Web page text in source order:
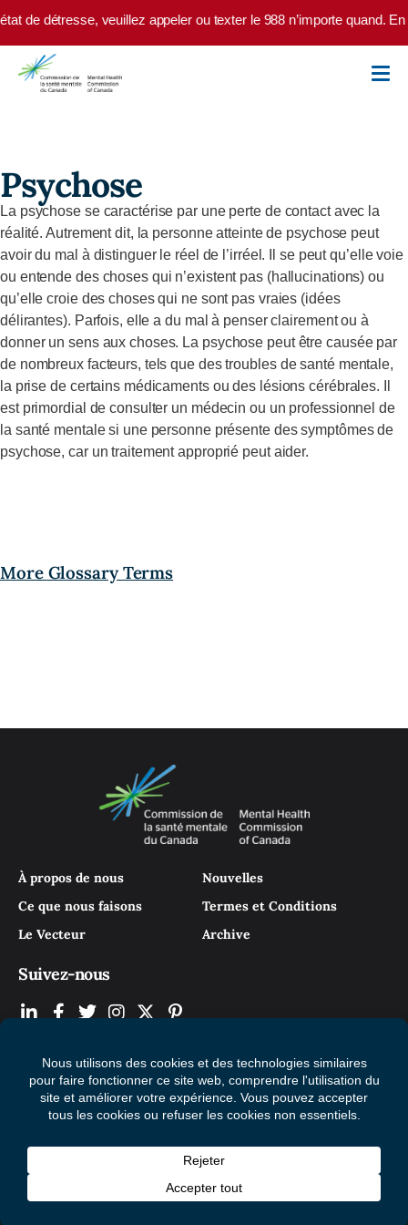
Skip to main content
de détresse, veuillez appeler ou texter le 988 n’importe quand.
Psychose
La psychose se caractérise par une perte de contact avec la
réalité. Autrement dit, la personne atteinte de psychose peut
avoir du mal à distinguer le réel de l’irréel. Il se peut qu’elle voie
ou entende des choses qui n’existent pas (hallucinations) ou
qu’elle croie des choses qui ne sont pas vraies (idées
délirantes). Parfois, elle a du mal à penser clairement ou à
donner un sens aux choses. La psychose peut être causée par
de nombreux facteurs, tels que des troubles de santé menta le,
la prise de certains médicaments ou des lésions cérébrales. Il
est primordial de consulter un médecin ou un professionnel de
la santé mentale si une personne présente des symptômes de
psychose, car un traitement approprié peut aider.
More Glossary Terms
À propos de nous
Ce que nous faisons
Le Vecteur
Nouvelles
Termes et Conditions
Archive
Suivez-nous